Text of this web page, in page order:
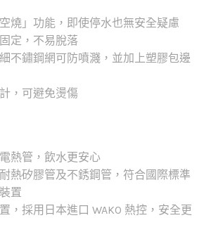
燒」功能，即使停水也無安全疑慮
定，不易脫落
不鏽鋼網可防噴濺，並加上塑膠包邊
，可避免燙傷
熱管，飲水更安心
熱矽膠管及不銹鋼管，符合國際標準
置
，採用日本進口 WAKO 熱控，安全更